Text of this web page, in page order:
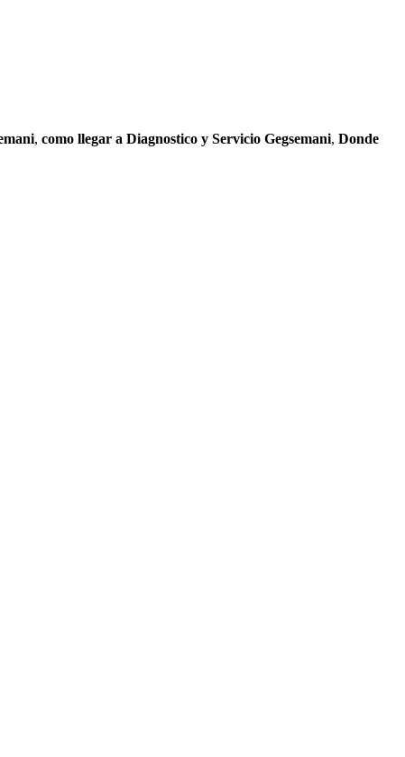
, como llegar a Diagnostico y Servicio Gegsemani, Donde